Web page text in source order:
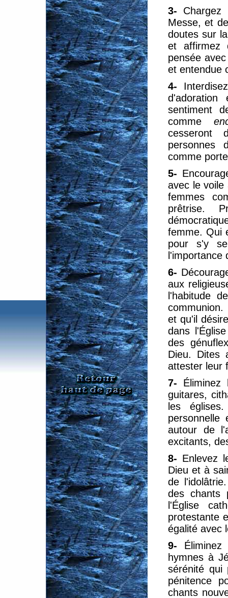
3-
Messe, et
doutes sur
et affirmez
pensée
et entendue
4-
sentiment
comme
cesseront
personnes
comme
5-
avec le
femmes
prêtrise.
femme. Qui
pour s'y
l'importance
6-
aux
l'habitude
et qu'il
dans
des
Dieu. Dites
attester leur
7-
guitares,
les
personnelle
autour de
excitants,
8- Enlevez
Dieu et à
de
des chants
l'Église
protestante
égalité avec
9-
hymnes à
sérénité qui
pénitence
chants